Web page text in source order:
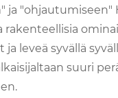
ja
leveä syvällä
suuri